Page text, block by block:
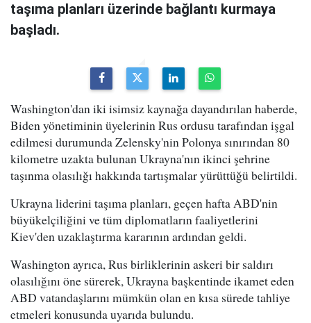
taşıma planları üzerinde bağlantı kurmaya
başladı.
Washington'dan iki isimsiz kaynağa dayandırılan haberde,
Biden yönetiminin üyelerinin Rus ordusu tarafından işgal
edilmesi durumunda Zelensky'nin Polonya sınırından 80
kilometre uzakta bulunan Ukrayna'nın ikinci şehrine
taşınma olasılığı hakkında tartışmalar yürüttüğü belirtildi.
Ukrayna liderini taşıma planları, geçen hafta ABD'nin
büyükelçiliğini ve tüm diplomatların faaliyetlerini
Kiev'den uzaklaştırma kararının ardından geldi.
Washington ayrıca, Rus birliklerinin askeri bir saldırı
olasılığını öne sürerek, Ukrayna başkentinde ikamet eden
ABD vatandaşlarını mümkün olan en kısa sürede tahliye
etmeleri konusunda uyarıda bulundu.